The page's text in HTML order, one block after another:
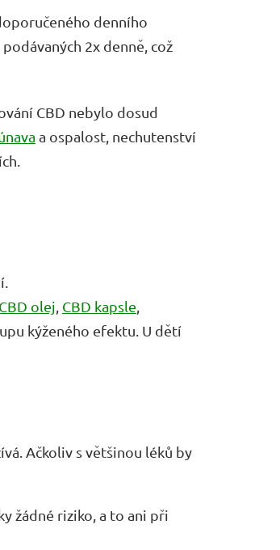
denního
2x denně, což
CBD nebylo dosud
a ospalost, nechutenství
CBD olej, CBD kapsle,
kýženého efektu. U dětí
Ačkoliv s většinou léků by
žádné riziko, a to ani při